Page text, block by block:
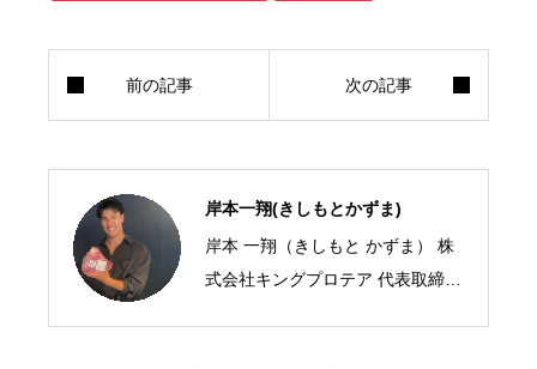
岸本一翔(きしもとかずま)
岸本 一翔（きしもと かずま） 株
式会社キングプロテア 代表取締役